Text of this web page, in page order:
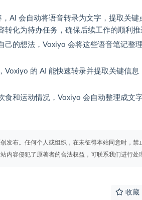
AI 会自动将语音转录为文字，提取关键
化为待办任务，确保后续工作的顺利推
己的想法，Voxiyo 会将这些语音笔记整
Voxiyo 的 AI 能快速转录并提取关键信息
食和运动情况，Voxiyo 会自动整理成文
发布。任何个人或组织，在未征得本站同意时，禁
内容侵犯了原著者的合法权益，可联系我们进行处
收藏